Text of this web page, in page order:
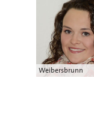
Weibersbrunn